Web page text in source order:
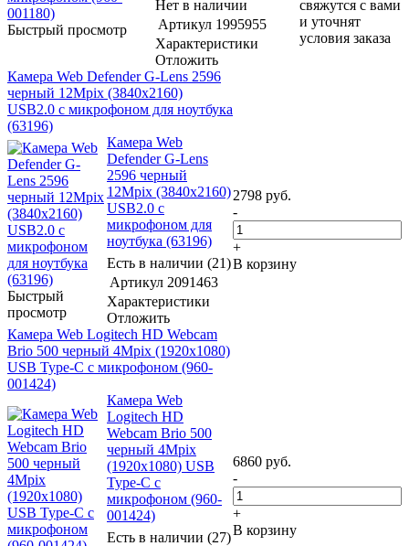
Быстрый просмотр
Нет в наличии
Артикул 1995955
Характеристики
Отложить
свяжутся с вами
и уточнят
условия заказа
Камера Web Defender G-Lens 2596
черный 12Mpix (3840x2160)
USB2.0 с микрофоном для ноутбука
(63196)
Быстрый
просмотр
Камера Web
Defender G-Lens
2596 черный
12Mpix (3840x2160)
USB2.0 с
микрофоном для
ноутбука (63196)
Есть в наличии (21)
Артикул 2091463
Характеристики
Отложить
2798 руб.
-
+
В корзину
Камера Web Logitech HD Webcam
Brio 500 черный 4Mpix (1920x1080)
USB Type-C с микрофоном (960-
001424)
Камера Web
Logitech HD
Webcam Brio 500
черный 4Mpix
(1920x1080) USB
Type-C с
микрофоном (960-
001424)
Есть в наличии (27)
6860 руб.
-
+
В корзину